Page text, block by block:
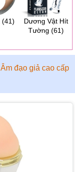
(41)
Dương Vật Hít
Tường (61)
Âm đạo giả cao cấp